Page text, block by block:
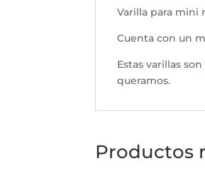
Varilla para mini
Cuenta con un
Estas varillas
queramos.
Productos